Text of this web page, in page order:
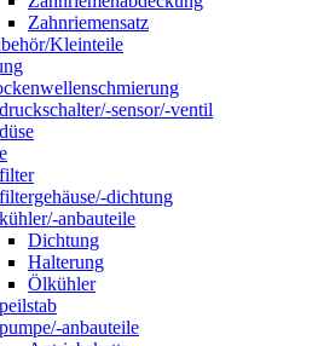
Zahnriemensatz
Kleinteile
sensor/-ventil
dichtung
anbauteile
Dichtung
Halterung
Ölkühler
anbauteile